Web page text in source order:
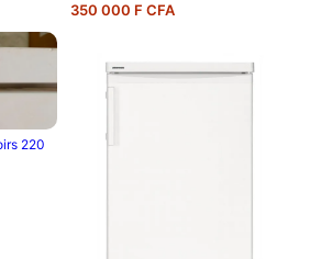
350 000 F CFA